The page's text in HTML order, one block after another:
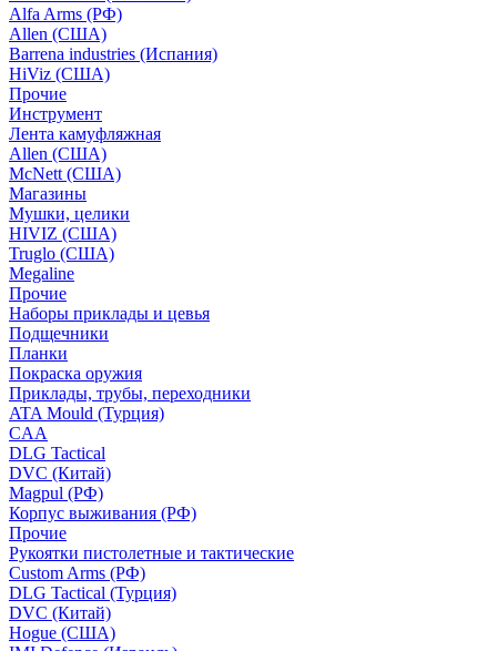
Alfa Arms (РФ)
Allen (США)
Barrena industries (Испания)
HiViz (США)
Прочие
Инструмент
Лента камуфляжная
Allen (США)
McNett (США)
Магазины
Мушки, целики
HIVIZ (США)
Truglo (США)
Megaline
Прочие
Наборы приклады и цевья
Подщечники
Планки
Покраска оружия
Приклады, трубы, переходники
ATA Mould (Турция)
CAA
DLG Tactical
DVC (Китай)
Magpul (РФ)
Корпус выживания (РФ)
Прочие
Рукоятки пистолетные и тактические
Custom Arms (РФ)
DLG Tactical (Турция)
DVC (Китай)
Hogue (США)